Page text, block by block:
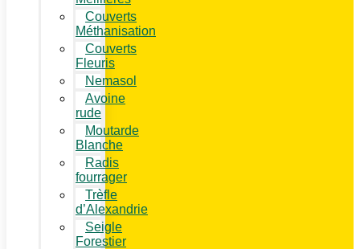
Couverts
Méthanisation
Couverts
Fleuris
Nemasol
Avoine
rude
Moutarde
Blanche
Radis
fourrager
Trèfle
d’Alexandrie
Seigle
Forestier